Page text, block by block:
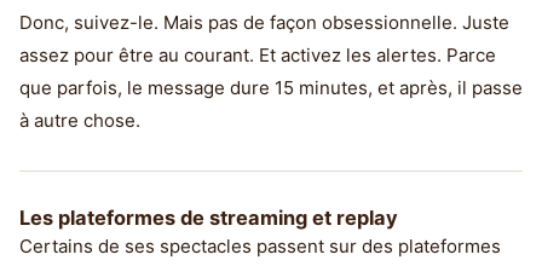
Donc, suivez-le. Mais pas de façon obsessionnelle. Juste
assez pour être au courant. Et activez les alertes. Parce
que parfois, le message dure 15 minutes, et après, il passe
à autre chose.
Les plateformes de streaming et replay
Certains de ses spectacles passent sur des plateformes